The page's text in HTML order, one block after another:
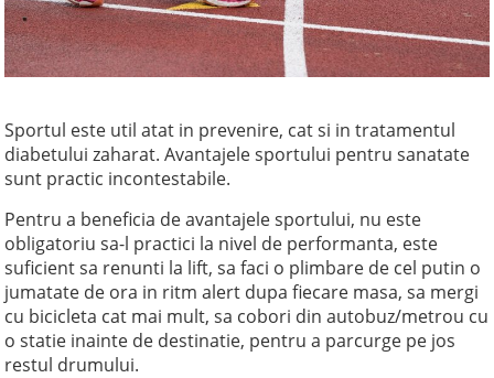
Sportul este util atat in prevenire, cat si in tratamentul
diabetului zaharat. Avantajele sportului pentru sanatate
sunt practic incontestabile.
Pentru a beneficia de avantajele sportului, nu este
obligatoriu sa-l practici la nivel de performanta, este
suficient sa renunti la lift, sa faci o plimbare de cel putin o
jumatate de ora in ritm alert dupa fiecare masa, sa mergi
cu bicicleta cat mai mult, sa cobori din autobuz/metrou cu
o statie inainte de destinatie, pentru a parcurge pe jos
restul drumului.